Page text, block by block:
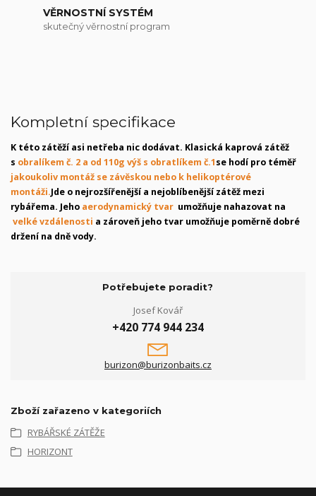
VĚRNOSTNÍ SYSTÉM
skutečný věrnostní program
Kompletní specifikace
K této zátěží asi netřeba nic dodávat. Klasická kaprová zátěž
s obralíkem č. 2 a od 110g výš s obratlíkem č.1se hodí pro téměř
jakoukoliv montáž se závěskou nebo k helikoptérové
montáži.Jde o nejrozšířenější a nejoblíbenější zátěž mezi
rybářema. Jeho aerodynamický tvar umožňuje nahazovat na
velké vzdálenosti a zároveň jeho tvar umožňuje poměrně dobré
držení na dně vody.
Potřebujete poradit?
Josef Kovář
+420 774 944 234
burizon@burizonbaits.cz
Zboží zařazeno v kategoriích
RYBÁŘSKÉ ZÁTĚŽE
HORIZONT